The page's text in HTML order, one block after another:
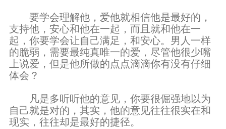
要学会理解他，爱他就相信他是最好的，
支持他，安心和他在一起，而且就和他在一
起，你要学会让自己满足，和安心。男人一样
的脆弱，需要最纯真唯一的爱，尽管他很少嘴
上说爱，但是他所做的点点滴滴你有没有仔细
体会？
凡是多听听他的意见，你要很倔强地以为
自己就是对的，其实，他的意见往往很实在和
现实，往往却是最好的捷径。